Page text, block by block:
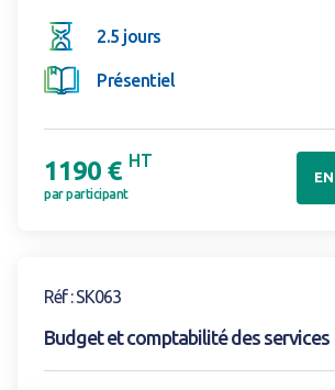
2.5 jours
Présentiel
1190 € HT
par participant
Réf : SK063
Budget et comptabilité des services